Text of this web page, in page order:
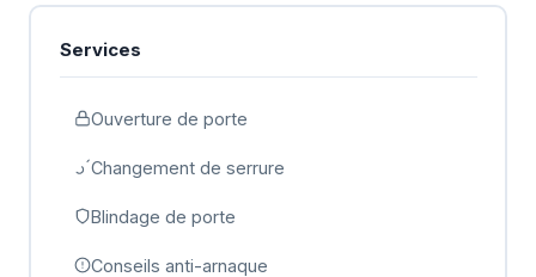
Services
Ouverture de porte
Changement de serrure
Blindage de porte
Conseils anti-arnaque